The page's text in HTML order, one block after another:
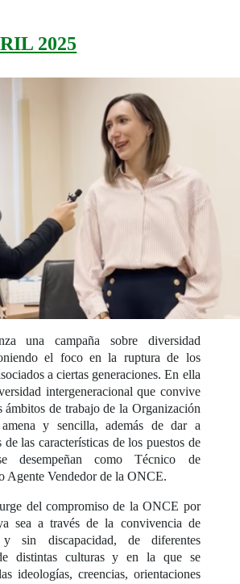
2025
una campaña sobre diversidad
el foco en la ruptura de los
a ciertas generaciones. En ella
intergeneracional que convive
ámbitos de trabajo de la Organización
y sencilla, además de dar a
de las características de los puestos de
desempeñan como Técnico de
Agente Vendedor de la ONCE.
del compromiso de la ONCE por
sea a través de la convivencia de
sin discapacidad, de diferentes
distintas culturas y en la que se
ideologías, creencias, orientaciones